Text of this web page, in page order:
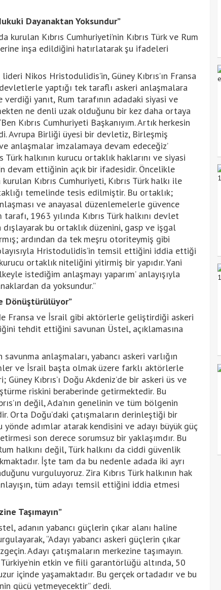
Dayanaktan Yoksundur”
kurulan Kıbrıs Cumhuriyeti’nin Kıbrıs Türk ve Rum
inşa edildiğini hatırlatarak şu ifadeleri
lideri Nikos Hristodulidis’in, Güney Kıbrıs’ın Fransa
yaptığı tek taraflı askeri anlaşmalara
yanıt, Rum tarafının adadaki siyasi ve
ne denli uzak olduğunu bir kez daha ortaya
Kıbrıs Cumhuriyeti Başkanıyım. Artık herkesin
Avrupa Birliği üyesi bir devletiz, Birleşmiş
anlaşmalar imzalamaya devam edeceğiz’
Türk halkının kurucu ortaklık haklarını ve siyasi
devam ettiğinin açık bir ifadesidir. Öncelikle
Kıbrıs Cumhuriyeti, Kıbrıs Türk halkı ile
temelinde tesis edilmiştir. Bu ortaklık;
ve anayasal düzenlemelerle güvence
tarafı, 1963 yılında Kıbrıs Türk halkını devlet
bu ortaklık düzenini, gasp ve işgal
ardından da tek meşru otoriteymiş gibi
Hristodulidis’in temsil ettiğini iddia ettiği
kurucu ortaklık niteliğini yitirmiş bir yapıdır. Yani
istediğim anlaşmayı yaparım’ anlayışıyla
da yoksundur.”
Dönüştürülüyor”
Fransa ve İsrail gibi aktörlerle geliştirdiği askeri
tehdit ettiğini savunan Üstel, açıklamasına
anlaşmaları, yabancı askeri varlığın
ve İsrail başta olmak üzere farklı aktörlerle
Kıbrıs’ı Doğu Akdeniz’de bir askeri üs ve
riskini beraberinde getirmektedir. Bu
değil, Ada’nın genelinin ve tüm bölgenin
Orta Doğu’daki çatışmaların derinleştiği bir
yönde adımlar atarak kendisini ve adayı büyük güç
son derece sorumsuz bir yaklaşımdır. Bu
halkını değil, Türk halkını da ciddi güvenlik
İşte tam da bu nedenle adada iki ayrı
vurguluyoruz. Zira Kıbrıs Türk halkının hak
tüm adayı temsil ettiğini iddia etmesi
Taşımayın”
adanın yabancı güçlerin çıkar alanı haline
“Adayı yabancı askeri güçlerin çıkar
Adayı çatışmaların merkezine taşımayın.
Türkiye’nin etkin ve fiili garantörlüğü altında, 50
içinde yaşamaktadır. Bu gerçek ortadadır ve bu
gücü yetmeyecektir” dedi.